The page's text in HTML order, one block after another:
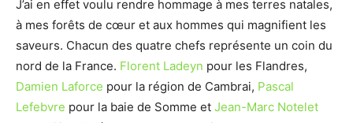
J’ai en effet voulu rendre hommage à mes terres natales,
à mes forêts de cœur et aux hommes qui magnifient les
saveurs. Chacun des quatre chefs représente un coin du
nord de la France. Florent Ladeyn pour les Flandres,
Damien Laforce pour la région de Cambrai, Pascal
Lefebvre pour la baie de Somme et Jean-Marc Notelet